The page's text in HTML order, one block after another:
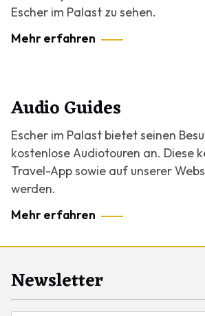
Escher im Palast zu sehen.
Mehr erfahren
Audio Guides
Escher im Palast bietet seinen
kostenlose Audiotouren an. Diese
Travel-App sowie auf unserer
werden.
Mehr erfahren
Newsletter